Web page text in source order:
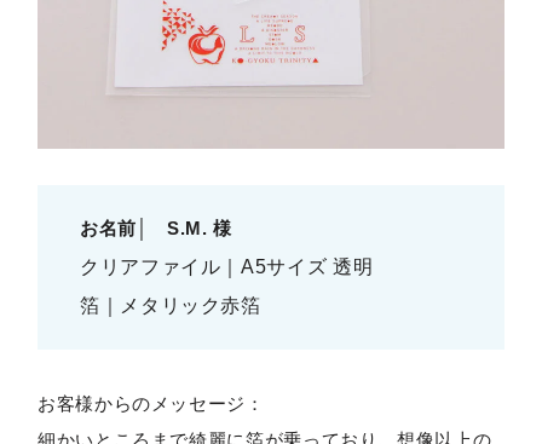
お名前│ S.M. 様
クリアファイル｜A5サイズ 透明
箔｜メタリック赤箔
お客様からのメッセージ：
細かいところまで綺麗に箔が乗っており、想像以上の